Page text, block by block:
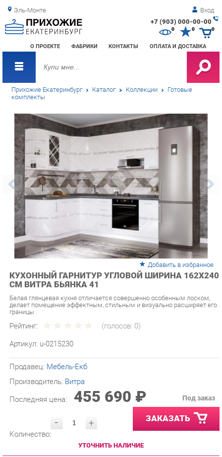
Эль-Монте Вход
+7 (903) 000-00-00
О ПРОЕКТЕ ФАБРИКИ КОНТАКТЫ ОПЛАТА И ДОСТАВКА
0 0
Прихожие Екатеринбург Каталог Коллекции Готовые
комплекты
Добавить в избранное
КУХОННЫЙ ГАРНИТУР УГЛОВОЙ ШИРИНА 162Х240
СМ ВИТРА БЬЯНКА 41
Белая глянцевая кухня отличается совершенно особенным лоском,
границы
Рейтинг:
Артикул: u-0215230
Производитель:Витра
Последняя цена: 455 690 ₽
- ЗАКАЗАТЬ
УТОЧНИТЬ НАЛИЧИЕ
ПРИГЛАСИТЬ ЗАМЕРЩИКА